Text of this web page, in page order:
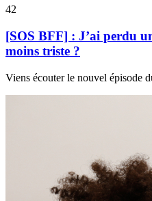
42
[SOS BFF] : J’ai perdu
moins triste ?
Viens écouter le nouvel épisode